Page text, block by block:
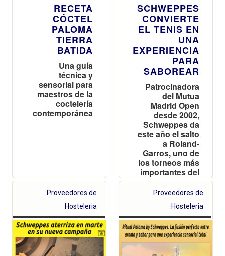
RECETA
CÓCTEL
PALOMA
TIERRA
BATIDA
Una guía
técnica y
sensorial para
maestros de la
coctelería
contemporánea
SCHWEPPES
CONVIERTE
EL TENIS EN
UNA
EXPERIENCIA
PARA
SABOREAR
Patrocinadora
del Mutua
Madrid Open
desde 2002,
Schweppes da
este año el salto
a Roland-
Garros, uno de
los torneos más
importantes del
mundo
Proveedores de
Hosteleria
Proveedores de
Hosteleria